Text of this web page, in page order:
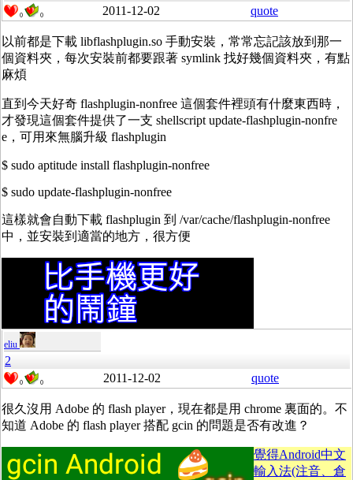
0 0 2011-12-02 quote
以前都是下載 libflashplugin.so 手動安裝，常常忘記該放到那一
個資料夾，每次安裝前都要跟著 symlink 找好幾個資料夾，有點
麻煩
直到今天好奇 flashplugin-nonfree 這個套件裡頭有什麼東西時，
才發現這個套件提供了一支 shellscript update-flashplugin-nonfre
e，可用來無腦升級 flashplugin
$ sudo aptitude install flashplugin-nonfree
$ sudo update-flashplugin-nonfree
這樣就會自動下載 flashplugin 到 /var/cache/flashplugin-nonfree
中，並安裝到適當的地方，很方便
eliu
2
0 0 2011-12-02 quote
很久沒用 Adobe 的 flash player，現在都是用 chrome 裏面的。不
知道 Adobe 的 flash player 搭配 gcin 的問題是否有改進？
覺得Android中文
輸入法(注音、倉